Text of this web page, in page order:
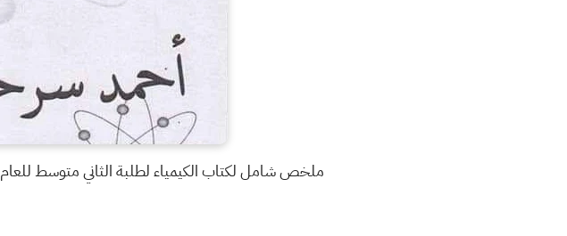
ملخص شامل لكتاب الكيمياء لطلبة الثاني متوسط للعام 2020-2021 بعد حف الفصل الرابع وغيرها من الحذوفات الاخيره